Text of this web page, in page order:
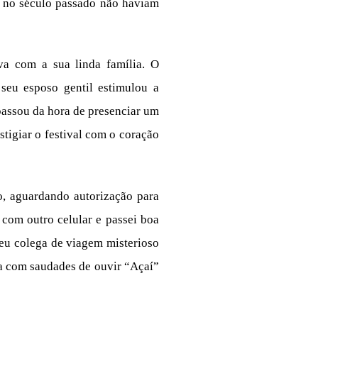
século passado não haviam
com a sua linda família. O
esposo gentil estimulou a
da hora de presenciar um
o festival com o coração
aguardando autorização para
outro celular e passei boa
colega de viagem misterioso
saudades de ouvir “Açaí”